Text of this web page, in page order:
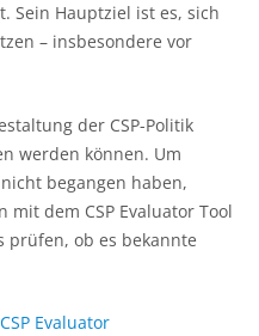
Sein Hauptziel ist es, sich
– insbesondere vor
der CSP-Politik
werden können. Um
begangen haben,
dem CSP Evaluator Tool
ob es bekannte
CSP Evaluator